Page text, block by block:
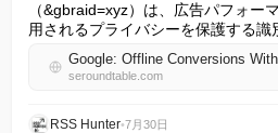
（&gbraid=xyz）は、広告パフォー
用されるプライバシーを保護する識
seroundtable.com
RSS Hunter•7月30日